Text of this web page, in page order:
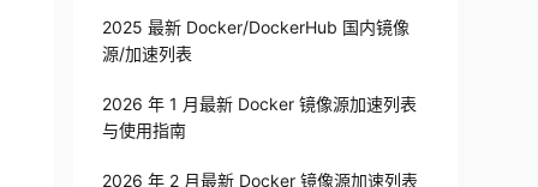
2025 最新 Docker/DockerHub 国内镜像
源/加速列表
2026 年 1 月最新 Docker 镜像源加速列表
与使用指南
2026 年 2 月最新 Docker 镜像源加速列表